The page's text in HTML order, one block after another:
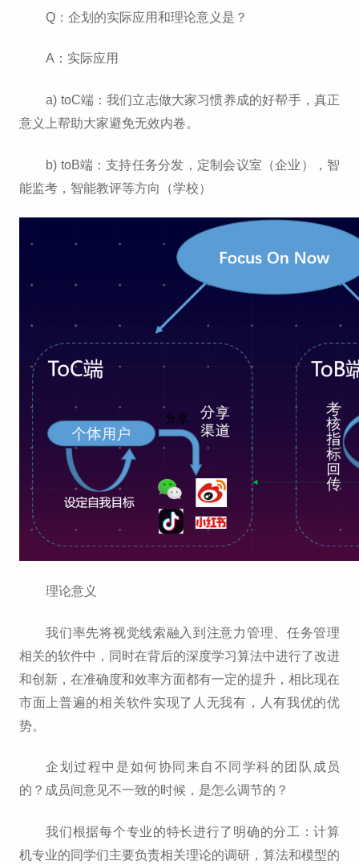
Q：企划的实际应用和理论意义是？
A：实际应用
a) toC端：我们立志做大家习惯养成的好帮手，真正
意义上帮助大家避免无效内卷。
b) toB端：支持任务分发，定制会议室（企业），智
能监考，智能教评等方向（学校）
理论意义
我们率先将视觉线索融入到注意力管理、任务管理
相关的软件中，同时在背后的深度学习算法中进行了改进
和创新，在准确度和效率方面都有一定的提升，相比现在
市面上普遍的相关软件实现了人无我有，人有我优的优
势。
企划过程中是如何协同来自不同学科的团队成员
的？成员间意见不一致的时候，是怎么调节的？
我们根据每个专业的特长进行了明确的分工：计算
机专业的同学们主要负责相关理论的调研，算法和模型的